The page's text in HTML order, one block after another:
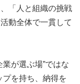
「人と組織の挑戦
動全体で一貫して
が選ぶ場”ではな
プを持ち、納得を